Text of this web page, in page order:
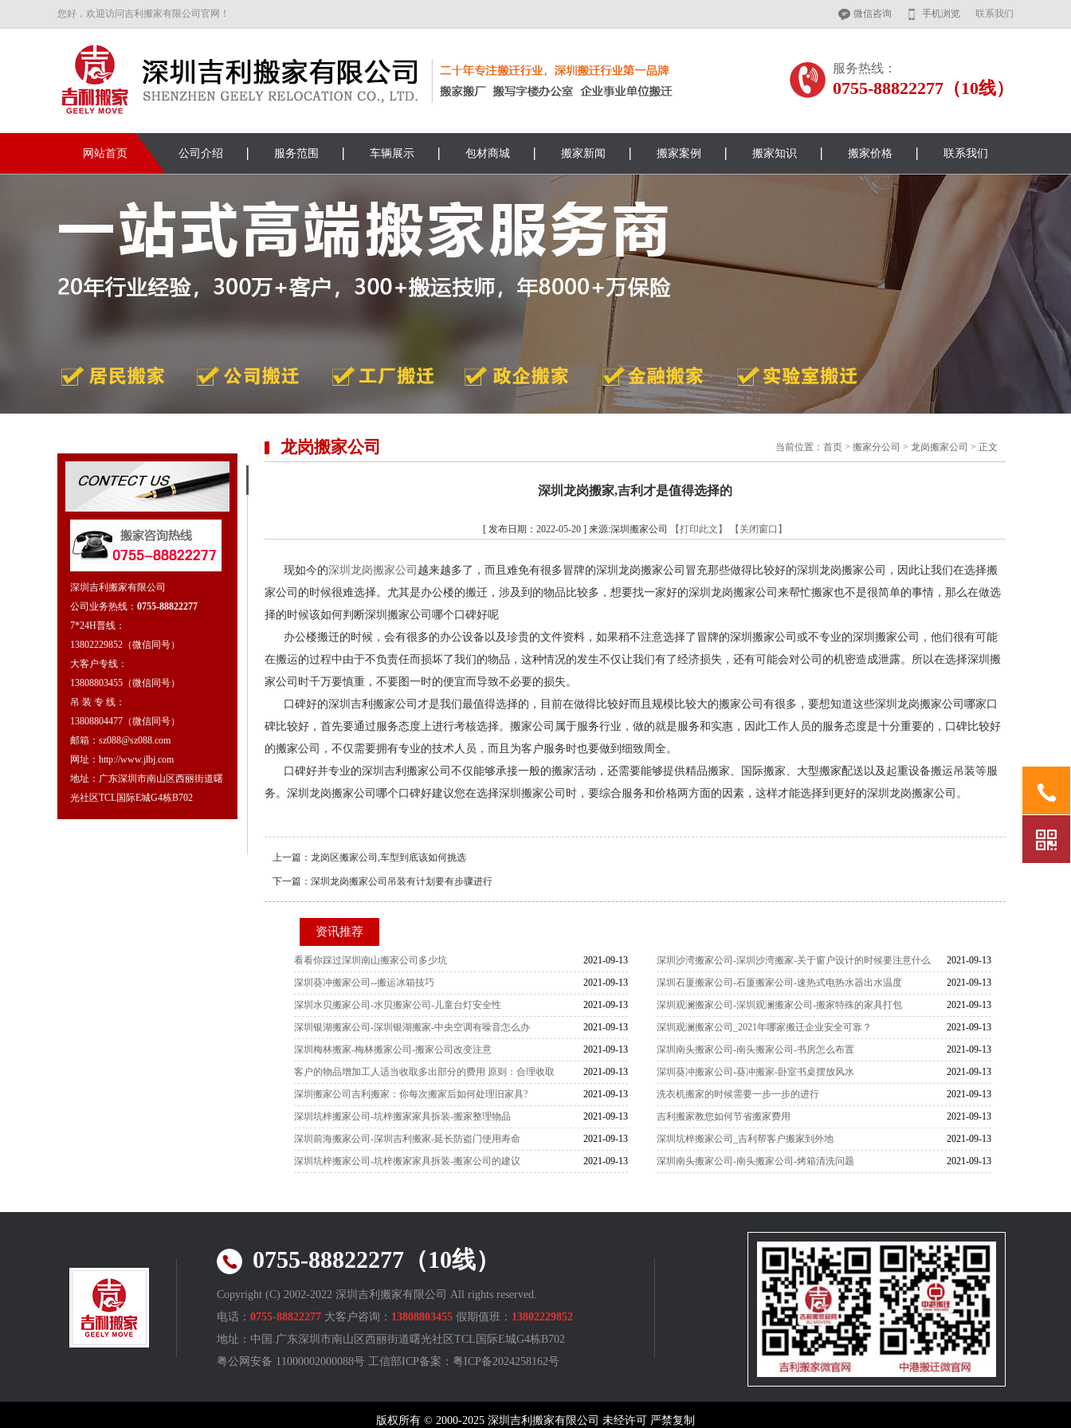
您好，欢迎访问吉利搬家有限公司官网！ 微信咨询 手机浏览 联系我们
服务热线：
0755-88822277（10线）
网站首页 公司介绍 服务范围 车辆展示 包材商城 搬家新闻 搬家案例 搬家知识 搬家价格 联系我们
深圳吉利搬家有限公司
公司业务热线： 0755-88822277
7*24H普线：
13802229852（微信同号）
大客户专线：
13808803455（微信同号）
吊 装 专 线：
13808804477（微信同号）
邮箱：sz088@sz088.com
网址：http://www.jlbj.com
地址：广东深圳市南山区西丽街道曙
光社区TCL国际E城G4栋B702
龙岗搬家公司 当前位置： 首页 > 搬家分公司 > 龙岗搬家公司 > 正文
深圳龙岗搬家,吉利才是值得选择的
[ 发布日期：2022-05-20 ] 来源:深圳搬家公司 【打印此文】 【关闭窗口】
现如今的深圳龙岗搬家公司 越来越多了，而且难免有很多冒牌的深圳龙岗搬家公司冒充那些做得比较好的深圳龙岗搬家公司，因此让我们在选择搬
家公司的时候很难选择。尤其是办公楼的搬迁，涉及到的物品比较多，想要找一家好的深圳龙岗搬家公司来帮忙搬家也不是很简单的事情，那么在做选
择的时候该如何判断深圳搬家公司哪个口碑好呢
办公楼搬迁的时候，会有很多的办公设备以及珍贵的文件资料，如果稍不注意选择了冒牌的深圳搬家公司或不专业的深圳搬家公司，他们很有可能
在搬运的过程中由于不负责任而损坏了我们的物品，这种情况的发生不仅让我们有了经济损失，还有可能会对公司的机密造成泄露。所以在选择深圳搬
家公司时千万要慎重，不要图一时的便宜而导致不必要的损失。
口碑好的深圳吉利搬家公司才是我们最值得选择的，目前在做得比较好而且规模比较大的搬家公司有很多，要想知道这些深圳龙岗搬家公司哪家口
碑比较好，首先要通过服务态度上进行考核选择。搬家公司属于服务行业，做的就是服务和实惠，因此工作人员的服务态度是十分重要的，口碑比较好
的搬家公司，不仅需要拥有专业的技术人员，而且为客户服务时也要做到细致周全。
口碑好并专业的深圳吉利搬家公司不仅能够承接一般的搬家活动，还需要能够提供精品搬家、国际搬家、大型搬家配送以及起重设备搬运吊装等服
务。深圳龙岗搬家公司哪个口碑好建议您在选择深圳搬家公司时，要综合服务和价格两方面的因素，这样才能选择到更好的深圳龙岗搬家公司。
上一篇： 龙岗区搬家公司,车型到底该如何挑选
下一篇： 深圳龙岗搬家公司吊装有计划要有步骤进行
资讯推荐
2021-09-13
看看你踩过深圳南山搬家公司多少坑 2021-09-13
深圳沙湾搬家公司-深圳沙湾搬家-关于窗户设计的时候要注意什么
2021-09-13
深圳葵冲搬家公司--搬运冰箱技巧 2021-09-13
深圳石厦搬家公司-石厦搬家公司-速热式电热水器出水温度
2021-09-13
深圳水贝搬家公司-水贝搬家公司-儿童台灯安全性 2021-09-13
深圳观澜搬家公司-深圳观澜搬家公司-搬家特殊的家具打包
2021-09-13
深圳银湖搬家公司-深圳银湖搬家-中央空调有噪音怎么办 2021-09-13
深圳观澜搬家公司_2021年哪家搬迁企业安全可靠？
2021-09-13
深圳梅林搬家-梅林搬家公司-搬家公司改变注意 2021-09-13
深圳南头搬家公司-南头搬家公司-书房怎么布置
2021-09-13
客户的物品增加工人适当收取多出部分的费用 原则：合理收取 2021-09-13
深圳葵冲搬家公司-葵冲搬家-卧室书桌摆放风水
2021-09-13
深圳搬家公司吉利搬家：你每次搬家后如何处理旧家具? 2021-09-13
洗衣机搬家的时候需要一步一步的进行
2021-09-13
深圳坑梓搬家公司-坑梓搬家家具拆装-搬家整理物品 2021-09-13
吉利搬家教您如何节省搬家费用
2021-09-13
深圳前海搬家公司-深圳吉利搬家-延长防盗门使用寿命 2021-09-13
深圳坑梓搬家公司_吉利帮客户搬家到外地
2021-09-13
深圳坑梓搬家公司-坑梓搬家家具拆装-搬家公司的建议 2021-09-13
深圳南头搬家公司-南头搬家公司-烤箱清洗问题
0755-88822277（10线）
Copyright (C) 2002-2022 深圳吉利搬家有限公司 All rights reserved.
电话： 0755-88822277 大客户咨询： 13808803455 假期值班： 13802229852
地址：中国.广东深圳市南山区西丽街道曙光社区TCL国际E城G4栋B702
粤公网安备 11000002000088号 工信部ICP备案： 粤ICP备2024258162号
版权所有 © 2000-2025 深圳吉利搬家有限公司 未经许可 严禁复制